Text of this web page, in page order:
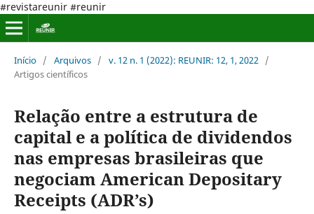
#revistareunir #reunir
Início / Arquivos / v. 12 n. 1 (2022): REUNIR: 12, 1, 2022 /
Artigos científicos
Relação entre a estrutura de
capital e a política de dividendos
nas empresas brasileiras que
negociam American Depositary
Receipts (ADR’s)